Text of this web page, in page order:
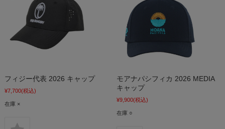
フィジー代表 2026 キャップ
¥7,700(税込)
在庫 ×
モアナパシフィカ 2026 MEDIA
キャップ
¥9,900(税込)
在庫 ○